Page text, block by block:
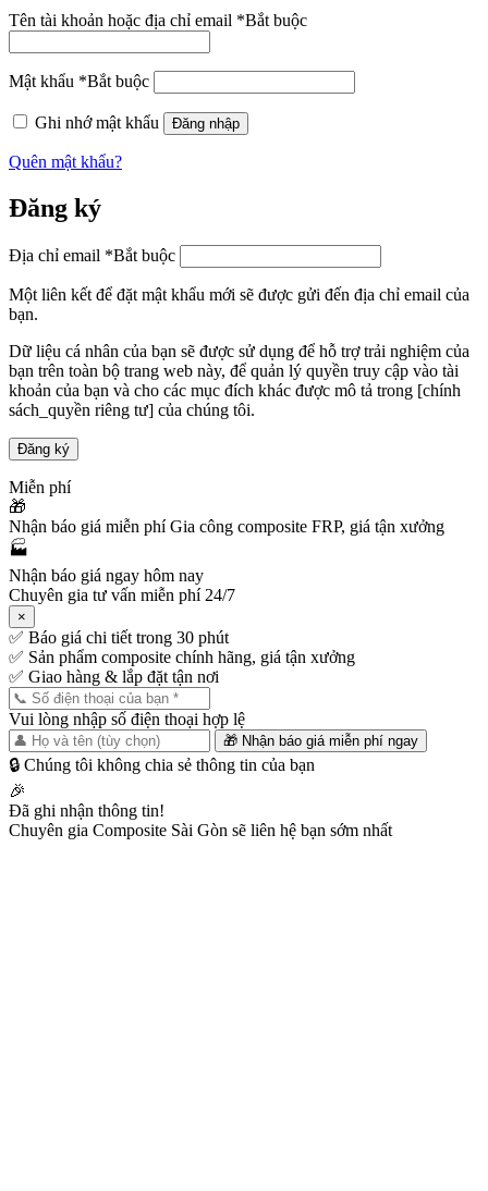
Tên tài khoản hoặc địa chỉ email *Bắt buộc
Mật khẩu *Bắt buộc
Ghi nhớ mật khẩu Đăng nhập
Quên mật khẩu?
Đăng ký
Địa chỉ email *Bắt buộc
Một liên kết để đặt mật khẩu mới sẽ được gửi đến địa chỉ email của
bạn.
Dữ liệu cá nhân của bạn sẽ được sử dụng để hỗ trợ trải nghiệm của
bạn trên toàn bộ trang web này, để quản lý quyền truy cập vào tài
khoản của bạn và cho các mục đích khác được mô tả trong [chính
sách_quyền riêng tư] của chúng tôi.
Đăng ký
Miễn phí
🎁
Nhận báo giá miễn phí Gia công composite FRP, giá tận xưởng
🏭
Nhận báo giá ngay hôm nay
Chuyên gia tư vấn miễn phí 24/7
×
✅ Báo giá chi tiết trong 30 phút
✅ Sản phẩm composite chính hãng, giá tận xưởng
✅ Giao hàng & lắp đặt tận nơi
Vui lòng nhập số điện thoại hợp lệ
🎁 Nhận báo giá miễn phí ngay
🔒 Chúng tôi không chia sẻ thông tin của bạn
🎉
Đã ghi nhận thông tin!
Chuyên gia Composite Sài Gòn sẽ liên hệ bạn sớm nhất